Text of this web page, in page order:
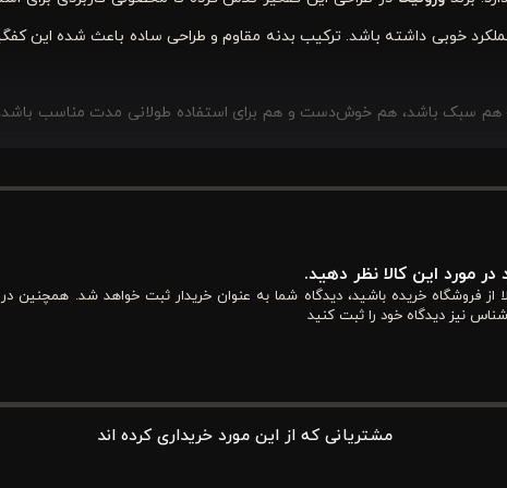
خوبی داشته باشد. ترکیب بدنه مقاوم و طراحی ساده باعث شده این
سبک باشد، هم خوش‌دست و هم برای استفاده طولانی مدت مناسب باشد،
دوام مناسبی در استفاده روزمره دارد. این ساختار باعث می‌شود هنگام
همچنین سطح آن به گونه‌ای طراحی شده که هنگام استفاده روی ظروف،
شده که در برابر لکه و استفاده مکرر نیز دوام مناسبی داشته باشد.
مورد این کالا نظر دهید.
از فروشگاه خریده باشید، دیدگاه شما به عنوان خریدار ثبت خواهد شد. همچنین
نیز دیدگاه خود را ثبت کنید
مشتریانی که از این مورد خریداری کرده اند